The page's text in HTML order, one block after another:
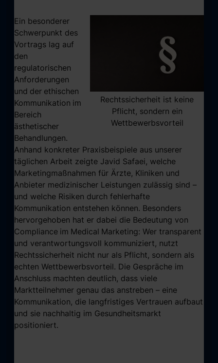
Rechtssicherheit ist keine
Pflicht, sondern ein
Wettbewerbsvorteil
Ein besonderer
Schwerpunkt des
Vortrags lag auf
den
regulatorischen
Anforderungen
und der ethischen
Kommunikation im
Bereich
ästhetischer
Behandlungen.
Anhand konkreter Praxisbeispiele aus unserer
täglichen Arbeit zeigte Javid Safaei, welche
Marketingmaßnahmen für Ärzte, Kliniken und
Anbieter medizinischer Leistungen zulässig sind –
und welche Risiken durch fehlerhafte
Kommunikation entstehen können. Besonders
hervorgehoben hat er dabei die Bedeutung von
Compliance im Medical Marketing: Wer transparent
und verantwortungsvoll kommuniziert, nutzt
Rechtssicherheit nicht nur als Pflicht, sondern als
echten Wettbewerbsvorteil. Die Gespräche im
Anschluss machten deutlich, dass viele
Marktteilnehmer genau das anstreben – eine
Kommunikation, die langfristiges Vertrauen aufbaut
und sie nachhaltig im Gesundheitsmarkt
positioniert.